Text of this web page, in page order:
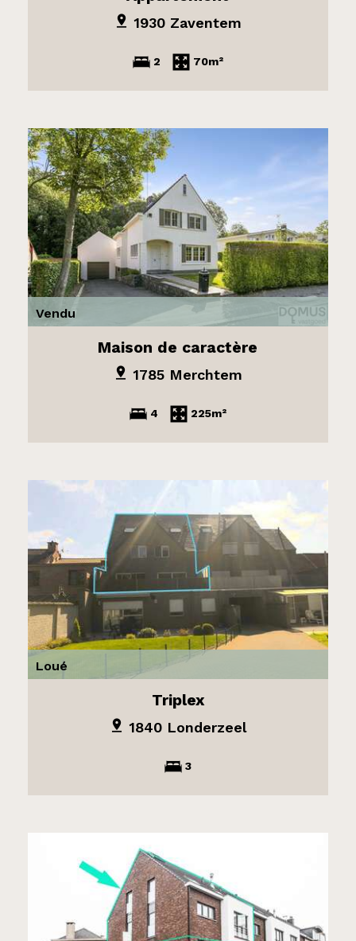
1930 Zaventem
2 70m²
Vendu
Maison de caractère
1785 Merchtem
4 225m²
Loué
Triplex
1840 Londerzeel
3